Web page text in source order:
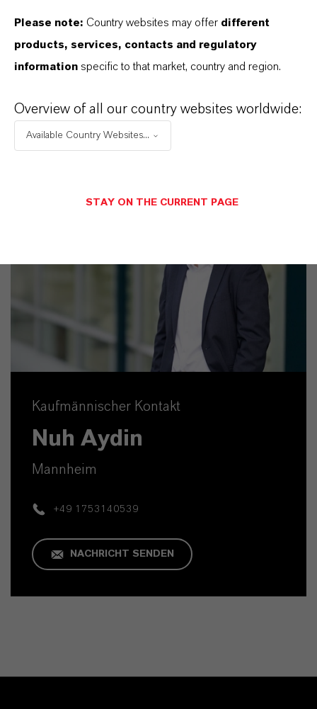
11 Gründe, warum LANXESS der richtige
Partner für Ihr Unternehmen ist
Kaufmännischer Kontakt
Nuh Aydin
Mannheim
+49 1753140539
NACHRICHT SENDEN
Please note: Country websites may offer different
products, services, contacts and regulatory
information specific to that market, country and region.
Overview of all our country websites worldwide:
Available Country Websites...
STAY ON THE CURRENT PAGE